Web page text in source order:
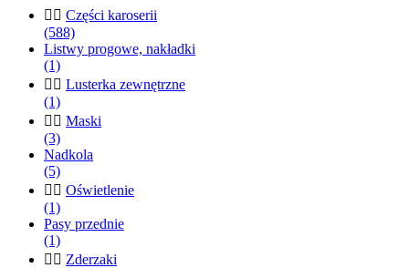
  Części karoserii
(588)
Listwy progowe, nakładki
(1)
  Lusterka zewnętrzne
(1)
  Maski
(3)
Nadkola
(5)
  Oświetlenie
(1)
Pasy przednie
(1)
  Zderzaki